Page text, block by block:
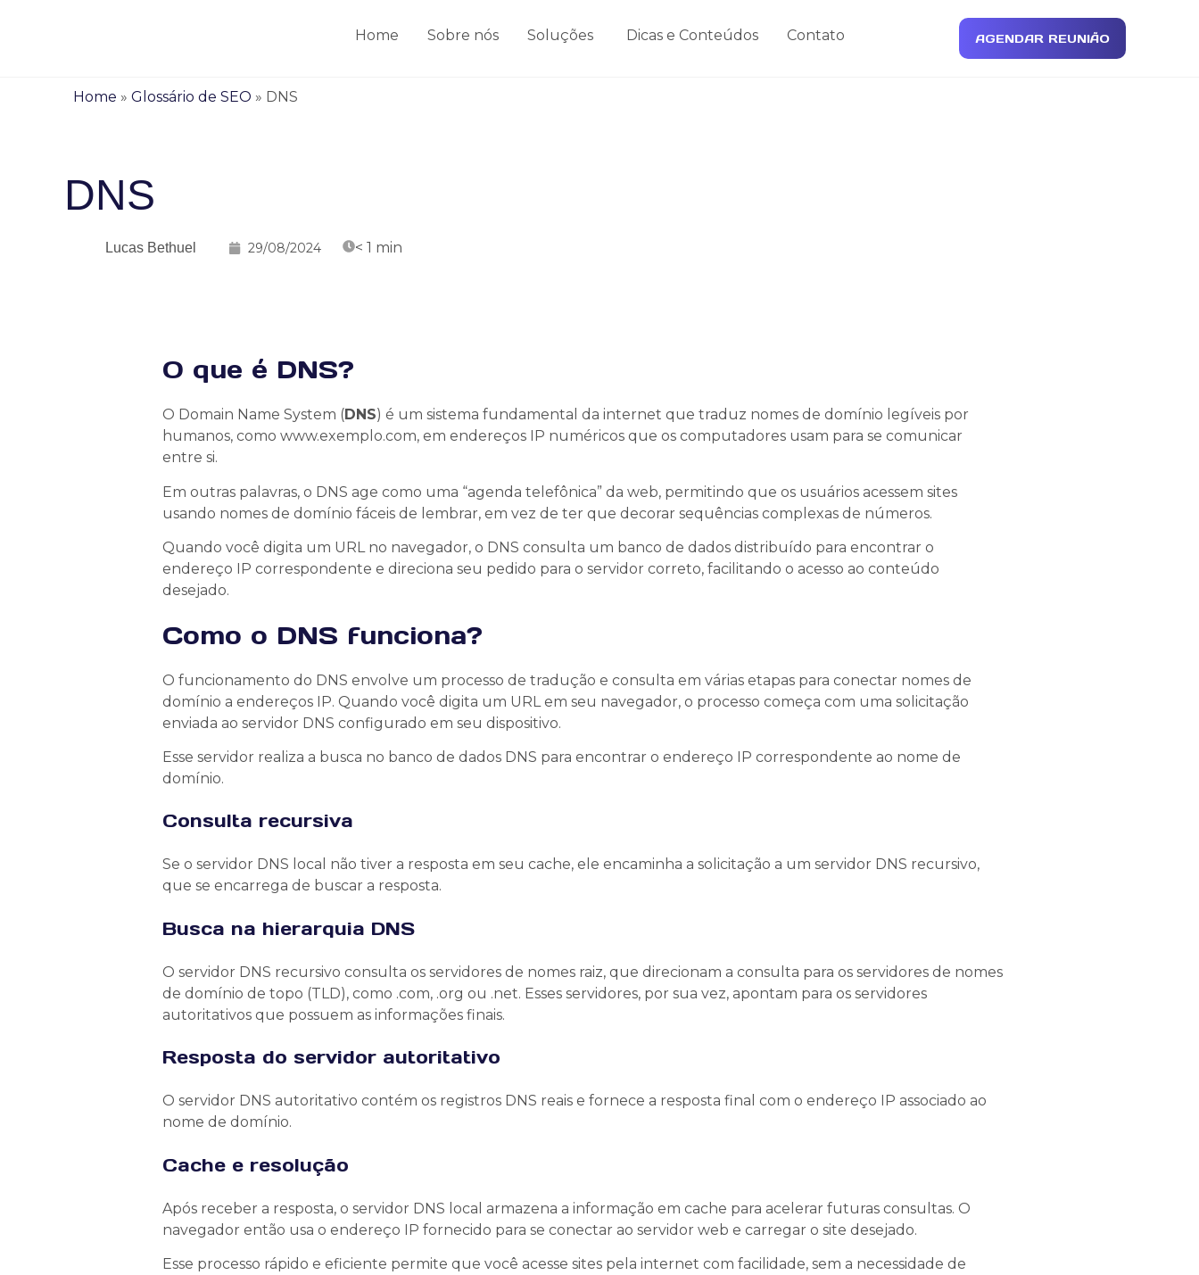
Home Sobre nós Soluções Dicas e Conteúdos Contato AGENDAR REUNIÃO
Home » Glossário de SEO » DNS
DNS
Lucas Bethuel 29/08/2024 < 1 min
O que é DNS?
O Domain Name System (DNS) é um sistema fundamental da internet que traduz nomes de domínio legíveis por
humanos, como www.exemplo.com, em endereços IP numéricos que os computadores usam para se comunicar
entre si.
Em outras palavras, o DNS age como uma “agenda telefônica” da web, permitindo que os usuários acessem sites
usando nomes de domínio fáceis de lembrar, em vez de ter que decorar sequências complexas de números.
Quando você digita um URL no navegador, o DNS consulta um banco de dados distribuído para encontrar o
endereço IP correspondente e direciona seu pedido para o servidor correto, facilitando o acesso ao conteúdo
desejado.
Como o DNS funciona?
O funcionamento do DNS envolve um processo de tradução e consulta em várias etapas para conectar nomes de
domínio a endereços IP. Quando você digita um URL em seu navegador, o processo começa com uma solicitação
enviada ao servidor DNS configurado em seu dispositivo.
Esse servidor realiza a busca no banco de dados DNS para encontrar o endereço IP correspondente ao nome de
domínio.
Consulta recursiva
Se o servidor DNS local não tiver a resposta em seu cache, ele encaminha a solicitação a um servidor DNS recursivo,
que se encarrega de buscar a resposta.
Busca na hierarquia DNS
O servidor DNS recursivo consulta os servidores de nomes raiz, que direcionam a consulta para os servidores de nomes
de domínio de topo (TLD), como .com, .org ou .net. Esses servidores, por sua vez, apontam para os servidores
autoritativos que possuem as informações finais.
Resposta do servidor autoritativo
O servidor DNS autoritativo contém os registros DNS reais e fornece a resposta final com o endereço IP associado ao
nome de domínio.
Cache e resolução
Após receber a resposta, o servidor DNS local armazena a informação em cache para acelerar futuras consultas. O
navegador então usa o endereço IP fornecido para se conectar ao servidor web e carregar o site desejado.
Esse processo rápido e eficiente permite que você acesse sites pela internet com facilidade, sem a necessidade de